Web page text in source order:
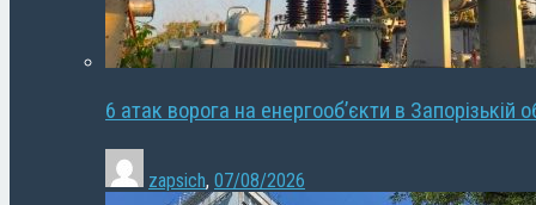
6 атак ворога на енергооб’єкти в Запорізькій
zapsich, 07/08/2026